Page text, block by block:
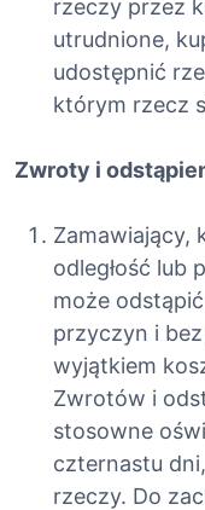
rzeczy przez
utrudnione,
udostępnić
którym rzecz
Zwroty i
Zamawiający,
odległość lub
może
przyczyn i
wyjątkiem
Zwrotów i
stosowne
czternastu
rzeczy. Do